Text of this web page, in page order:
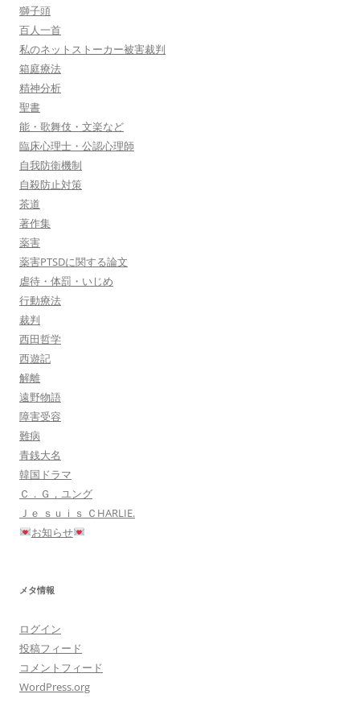
獅子頭
百人一首
私のネットストーカー被害裁判
箱庭療法
精神分析
聖書
能・歌舞伎・文楽など
臨床心理士・公認心理師
自我防衛機制
自殺防止対策
茶道
著作集
薬害
薬害PTSDに関する論文
虐待・体罰・いじめ
行動療法
裁判
西田哲学
西遊記
解離
遠野物語
障害受容
難病
青銭大名
韓国ドラマ
Ｃ．Ｇ，ユング
Ｊｅ ｓｕｉｓ ＣHARLIE.
お知らせ
メタ情報
ログイン
投稿フィード
コメントフィード
WordPress.org